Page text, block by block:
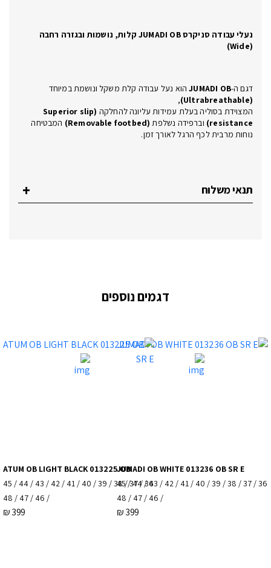
נעלי עבודה סניקרס JUMADI OB קלות, נושמות ובגזרה רחבה
(Wide)
דגם ה-JUMADI OBהוא נעל עבודה קלת משקל ונושמת במיוחד
(Ultrabreathable)
,
המצוידת בסוליה בעלת עמידות עליונה להחלקה (Superior slip
resistance) וברפידה נשלפת (Removable footbed)
המבטיחה
נוחות מרבית לכף הרגל לאורך זמן.
תנאי משלוח
דגמים נוספים
JUMADI OB WHITE 013236 OB SR E
36 / 37 / 38 / 39 / 40 / 41 / 42 / 43 / 44 / 45
/ 46 / 47 / 48
399
₪
ATUM OB LIGHT BLACK 013225 OB
36 / 37 / 38 / 39 / 40 / 41 / 42 / 43 / 44 / 45
/ 46 / 47 / 48
399
₪